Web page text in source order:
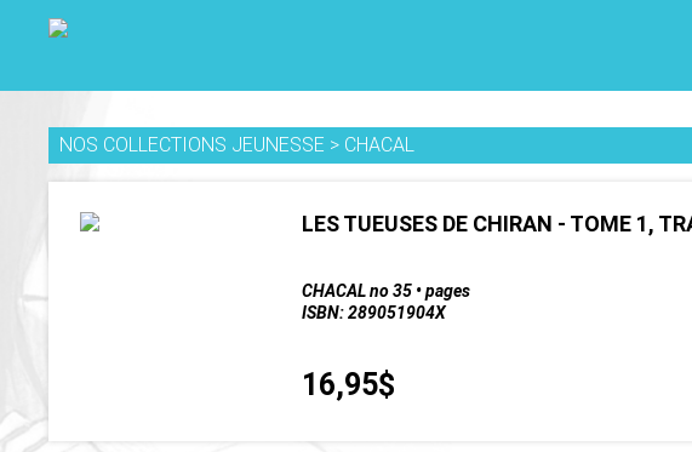
NOS COLLECTIONS JEUNESSE > CHACAL
LES TUEUSES DE CHIRAN - TOME 1,
CHACAL no 35 • pages
ISBN: 289051904X
16,95$